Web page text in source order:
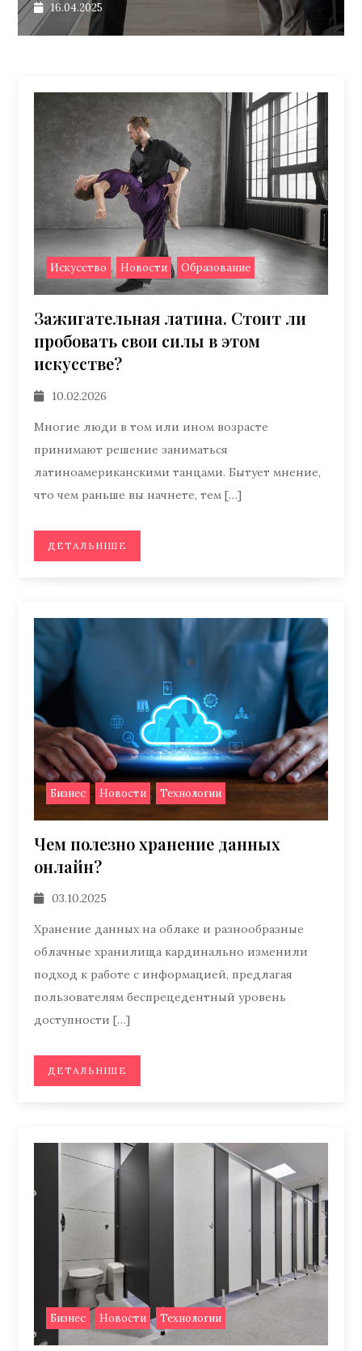
16.04.2025
Искусство , Новости , Образование
Зажигательная латина. Стоит ли
пробовать свои силы в этом
искусстве?
10.02.2026
Многие люди в том или ином возрасте
принимают решение заниматься
латиноамериканскими танцами. Бытует мнение,
что чем раньше вы начнете, тем […]
ДЕТАЛЬНІШЕ
Бизнес , Новости , Технологии
Чем полезно хранение данных
онлайн?
03.10.2025
Хранение данных на облаке и разнообразные
облачные хранилища кардинально изменили
подход к работе с информацией, предлагая
пользователям беспрецедентный уровень
доступности […]
ДЕТАЛЬНІШЕ
Бизнес , Новости , Технологии